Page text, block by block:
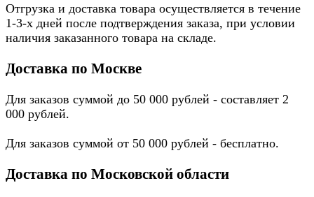
Отгрузка и доставка товара осуществляется в течение
1-3-х дней после подтверждения заказа, при условии
наличия заказанного товара на складе.
Доставка по Москве
Для заказов суммой до 50 000 рублей - составляет 2
000 рублей.
Для заказов суммой от 50 000 рублей - бесплатно.
Доставка по Московской области